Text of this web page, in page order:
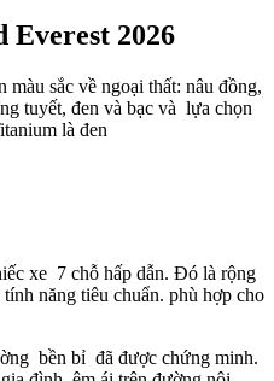
Everest 2026
sắc về ngoại thất: nâu đồng,
tuyết, đen và bạc và lựa chọn
là đen
xe 7 chỗ hấp dẫn. Đó là rộng
năng tiêu chuẩn. phù hợp cho
bền bỉ đã được chứng minh.